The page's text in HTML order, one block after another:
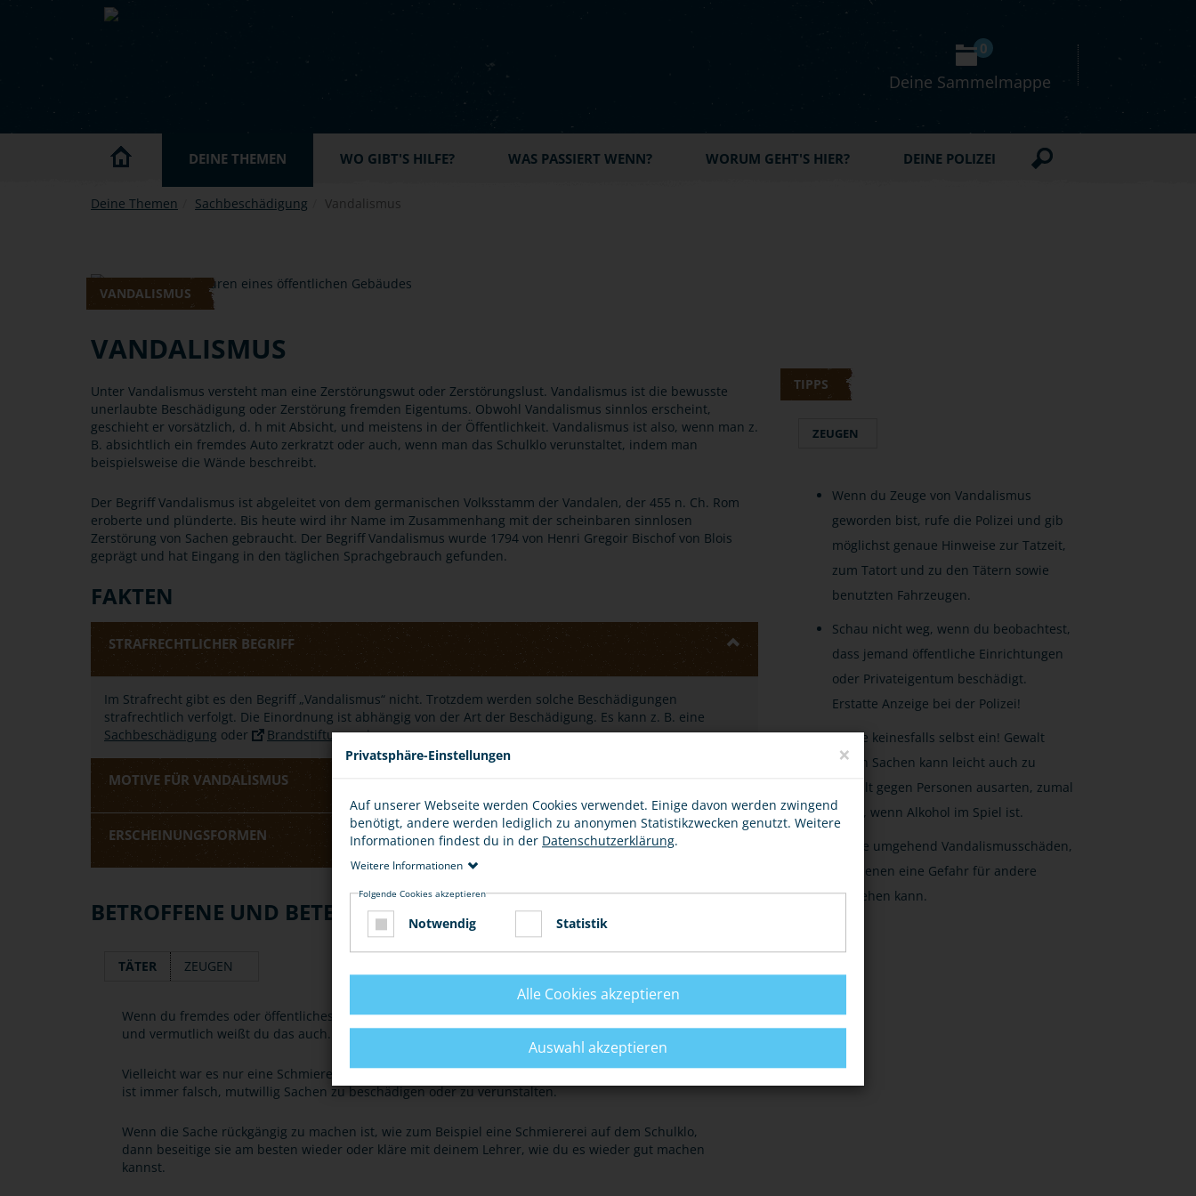
Skip to main content
Deine Sammelmappe
0
DEINE THEMEN WO GIBT'S HILFE? WAS PASSIERT WENN? WORUM GEHT'S HIER? DEINE POLIZEI
Deine Themen Sachbeschädigung Vandalismus
VANDALISMUS
VANDALISMUS
Unter Vandalismus versteht man eine Zerstörungswut oder Zerstörungslust. Vandalismus ist die bewusste
unerlaubte Beschädigung oder Zerstörung fremden Eigentums. Obwohl Vandalismus sinnlos erscheint,
geschieht er vorsätzlich, d. h mit Absicht, und meistens in der Öffentlichkeit. Vandalismus ist also, wenn man z.
B. absichtlich ein fremdes Auto zerkratzt oder auch, wenn man das Schulklo verunstaltet, indem man
beispielsweise die Wände beschreibt.
Der Begriff Vandalismus ist abgeleitet von dem germanischen Volksstamm der Vandalen, der 455 n. Ch. Rom
eroberte und plünderte. Bis heute wird ihr Name im Zusammenhang mit der scheinbaren sinnlosen
Zerstörung von Sachen gebraucht. Der Begriff Vandalismus wurde 1794 von Henri Gregoir Bischof von Blois
geprägt und hat Eingang in den täglichen Sprachgebrauch gefunden.
FAKTEN
STRAFRECHTLICHER BEGRIFF
Im Strafrecht gibt es den Begriff „Vandalismus“ nicht. Trotzdem werden solche Beschädigungen
strafrechtlich verfolgt. Die Einordnung ist abhängig von der Art der Beschädigung. Es kann z. B. eine
Sachbeschädigung oder Brandstiftungsein.
MOTIVE FÜR VANDALISMUS
ERSCHEINUNGSFORMEN
BETROFFENE UND BETEILIGTE
TÄTER ZEUGEN
Wenn du fremdes oder öffentliches Eigentum beschädigt oder zerstört hast, dann ist das Unrecht
und vermutlich weißt du das auch.
Vielleicht war es nur eine Schmiererei auf dem Schulklo, vielleicht aber auch eine größere Sache. Es
ist immer falsch, mutwillig Sachen zu beschädigen oder zu verunstalten.
Wenn die Sache rückgängig zu machen ist, wie zum Beispiel eine Schmiererei auf dem Schulklo,
dann beseitige sie am besten wieder oder kläre mit deinem Lehrer, wie du es wieder gut machen
kannst.
TIPPS
ZEUGEN
Wenn du Zeuge von Vandalismus
geworden bist, rufe die Polizei und gib
möglichst genaue Hinweise zur Tatzeit,
zum Tatort und zu den Tätern sowie
benutzten Fahrzeugen.
Schau nicht weg, wenn du beobachtest,
dass jemand öffentliche Einrichtungen
oder Privateigentum beschädigt.
Erstatte Anzeige bei der Polizei!
Greife keinesfalls selbst ein! Gewalt
gegen Sachen kann leicht auch zu
Gewalt gegen Personen ausarten, zumal
dann, wenn Alkohol im Spiel ist.
Melde umgehend Vandalismusschäden,
von denen eine Gefahr für andere
ausgehen kann.
Privatsphäre-Einstellungen ×
Auf unserer Webseite werden Cookies verwendet. Einige davon werden zwingend
benötigt, andere werden lediglich zu anonymen Statistikzwecken genutzt. Weitere
Informationen findest du in der Datenschutzerklärung.
Weitere Informationen
Folgende Cookies akzeptieren
Notwendig Statistik
Alle Cookies akzeptieren
Auswahl akzeptieren